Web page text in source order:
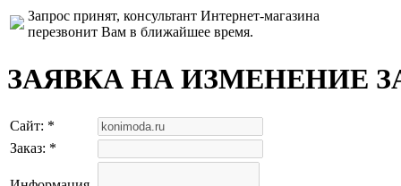
Запрос принят, консультант Интернет-магазина
перезвонит Вам в ближайшее время.
ЗАЯВКА НА ИЗМЕНЕНИЕ
Сайт: *
Заказ: *